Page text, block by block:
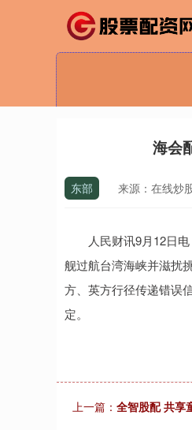
海会
东部 来源：在线炒
人民财讯9月12日电
舰过航台湾海峡并滋扰
方、英方行径传递错误
定。
上一篇： 全智股配 共享